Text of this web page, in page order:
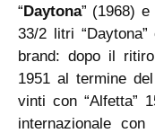
“Daytona” (1968) e
33/2 litri
brand: dopo il
1951 al termine
vinti con “Alfetta”
internazionale con